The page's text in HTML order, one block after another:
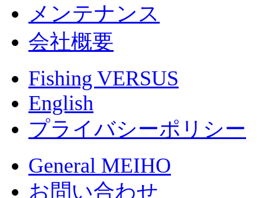
メンテナンス
会社概要
Fishing VERSUS
English
プライバシーポリシー
General MEIHO
お問い合わせ